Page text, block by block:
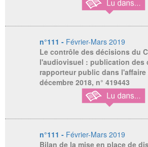
n°111 - Février-Mars 2019
Le contrôle des décisions du
l'audiovisuel : publication des
rapporteur public dans l'affaire
décembre 2018, n° 419443
n°111 - Février-Mars 2019
Bilan de la mise en place de